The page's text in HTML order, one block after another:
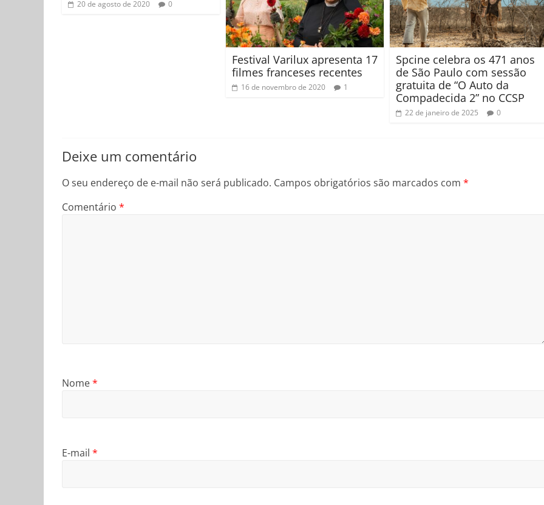
20 de agosto de 2020 0
Festival Varilux apresenta 17
filmes franceses recentes
16 de novembro de 2020 1
Spcine celebra os 471 anos
de São Paulo com sessão
gratuita de “O Auto da
Compadecida 2” no CCSP
22 de janeiro de 2025 0
Deixe um comentário
O seu endereço de e-mail não será publicado. Campos obrigatórios são marcados com *
Comentário *
Nome*
E-mail *